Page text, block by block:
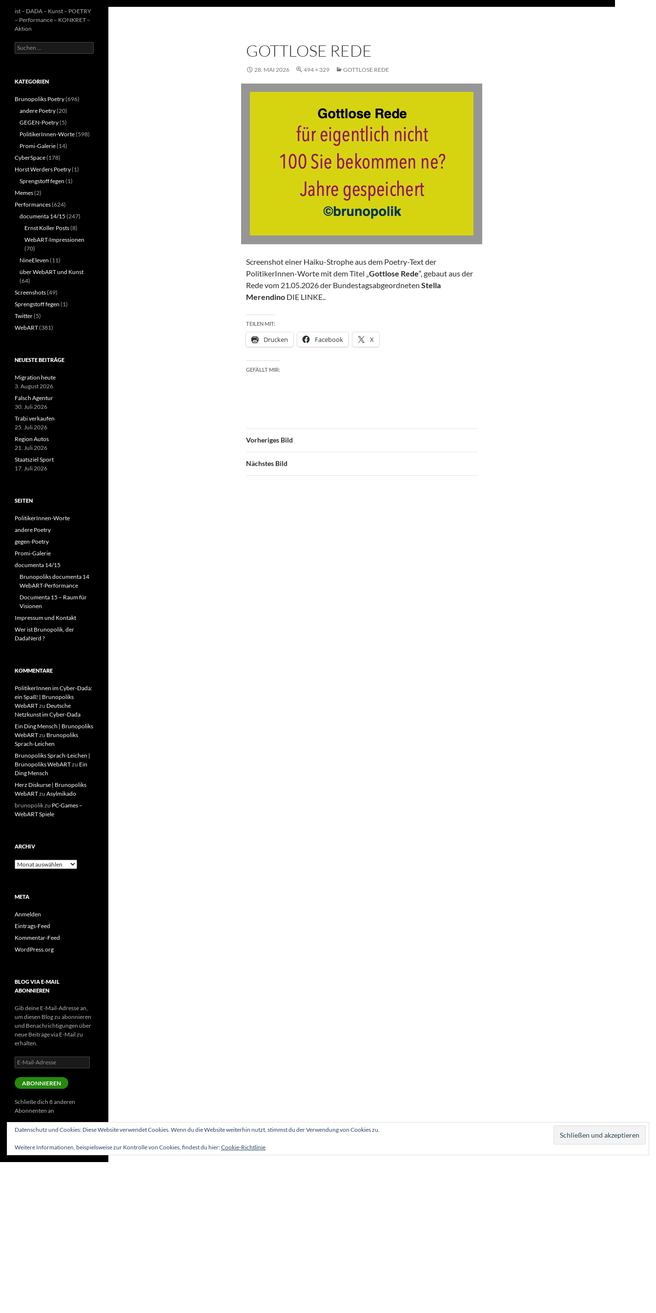
GOTTLOSE REDE
28. MAI 2026 494 × 329 GOTTLOSE REDE
Screenshot einer Haiku-Strophe aus dem Poetry-Text der
PolitikerInnen-Worte mit dem Titel „Gottlose Rede“, gebaut aus der
Rede vom 21.05.2026 der Bundestagsabgeordneten Stella
Merendino DIE LINKE..
TEILEN MIT:
Drucken Facebook X
GEFÄLLT MIR:
Vorheriges Bild
Nächstes Bild
ist – DADA – Kunst – POETRY
– Performance – KONKRET –
Aktion
Suchen
nach:
KATEGORIEN
Brunopoliks Poetry(696)
andere Poetry(20)
GEGEN-Poetry(5)
PolitikerInnen-Worte(598)
Promi-Galerie(14)
CyberSpace(178)
Horst Werders Poetry(1)
Sprengstoff fegen (1)
Memes(2)
Performances(624)
documenta 14/15 (247)
Ernst Koller Posts(8)
WebART-Impressionen
(70)
NineEleven (11)
über WebART und Kunst
(64)
Screenshots(49)
Sprengstoff fegen (1)
Twitter(5)
WebART(381)
NEUESTE BEITRÄGE
Migration heute
3. August 2026
Falsch Agentur
30. Juli 2026
Trabi verkaufen
25. Juli 2026
Region Autos
21. Juli 2026
Staatsziel Sport
17. Juli 2026
SEITEN
PolitikerInnen-Worte
andere Poetry
gegen-Poetry
Promi-Galerie
documenta 14/15
Brunopoliks documenta 14
WebART-Performance
Documenta 15 – Raum für
Visionen
Impressum und Kontakt
Wer ist Brunopolik, der
DadaNerd ?
KOMMENTARE
PolitikerInnen im Cyber-Dada:
ein Spaß! | Brunopoliks
WebARTzu Deutsche
Netzkunst im Cyber-Dada
Ein Ding Mensch | Brunopoliks
WebARTzu Brunopoliks
Sprach-Leichen
Brunopoliks Sprach-Leichen |
Brunopoliks WebARTzu Ein
Ding Mensch
Herz Diskurse | Brunopoliks
WebARTzu Asylmikado
brunopolikzu PC-Games –
WebART Spiele
ARCHIV
Archiv
META
Anmelden
Eintrags-Feed
Kommentar-Feed
WordPress.org
BLOG VIA E-MAIL
ABONNIEREN
Gib deine E-Mail-Adresse an,
um diesen Blog zu abonnieren
und Benachrichtigungen über
neue Beiträge via E-Mail zu
erhalten.
E-
Mail-
Adresse
ABONNIEREN
Schließe dich 8 anderen
Abonnenten an
Datenschutz und Cookies: Diese Website verwendet Cookies. Wenn du die Website weiterhin nutzt, stimmst du der Verwendung von Cookies zu.
Weitere Informationen, beispielsweise zur Kontrolle von Cookies, findest du hier:Cookie-Richtlinie